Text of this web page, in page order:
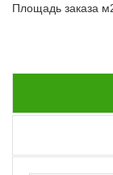
Площадь заказа